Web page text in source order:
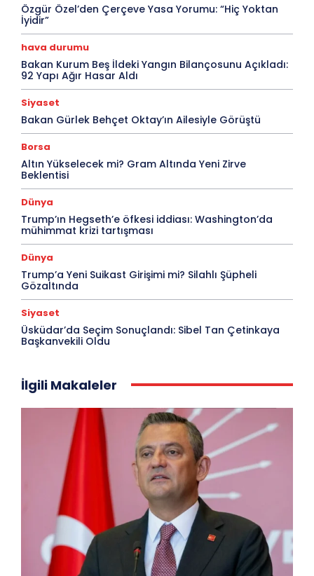
Özgür Özel’den Çerçeve Yasa Yorumu: “Hiç Yoktan
İyidir”
hava durumu
Bakan Kurum Beş İldeki Yangın Bilançosunu Açıkladı:
92 Yapı Ağır Hasar Aldı
Siyaset
Bakan Gürlek Behçet Oktay’ın Ailesiyle Görüştü
Borsa
Altın Yükselecek mi? Gram Altında Yeni Zirve
Beklentisi
Dünya
Trump’ın Hegseth’e öfkesi iddiası: Washington’da
mühimmat krizi tartışması
Dünya
Trump’a Yeni Suikast Girişimi mi? Silahlı Şüpheli
Gözaltında
Siyaset
Üsküdar’da Seçim Sonuçlandı: Sibel Tan Çetinkaya
Başkanvekili Oldu
İlgili Makaleler